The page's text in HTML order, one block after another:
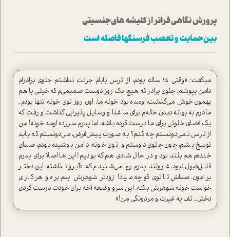
پرورش نگاهی فراتر از کلیشه های جنسیتی
بین حمایت و تعصب فرسنگها فاصله است
میگفت: «وقتی ۱۵ ساله بودم، از ترس بابام جرئت نداشتم جلوی برادرام
دامن بپوشم. جلوی برادر که هیچ، یک روز دوست صمیمی‌م که خیلی با هم
بهمون خوش می‌گذشت، اومده بود خونه ما. اون روز توی خونه تنها بودم.
مادرم به بهانه دیدن خاله‌م برای ما غذا و وسایل پذیرایی گذاشت و رفت که
یک فضای خلوتی برای ما درست کرده باشه. اما پدرم سرزده اومد خونه! من
از ترس نمی‌دونستم چه کنم؟ به صورت پیش‌فرض، می‌دونستم که باید
توبیخ بشم، چون جلوی دوستم و توی خونه، دامن پوشیده بودم، صدای
خنده‌م هم بلند بود و در حال شادی هم که بودیم! این ها اصلا برای پدرم
قابل‌قبول نبود. غرولند پدرم رو می‌شنیدم که: «آبرو نذاشته این دختر
برامون. صداش تا توی کوچه میاد! زودتر شوهرش بدم بره و هر کاری
خواست خونه شوهرش بکنه. این سرو وضعه آخه برای خودت درست کردی
دختر... تف به غیرت و مردونگی من!»